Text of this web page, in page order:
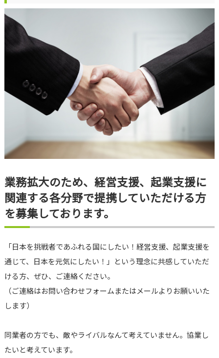
業務拡大のため、経営支援、起業支援に
関連する各分野で提携していただける方
を募集しております。
「日本を挑戦者であふれる国にしたい！経営支援、起業支援を
通じて、日本を元気にしたい！」という理念に共感していただ
ける方、ぜひ、ご連絡ください。
（ご連絡はお問い合わせフォームまたはメールよりお願いいた
します）
同業者の方でも、敵やライバルなんて考えていません。協業し
たいと考えています。